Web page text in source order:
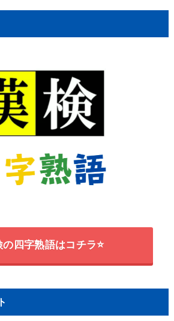
の四字熟語はコチラ⭐